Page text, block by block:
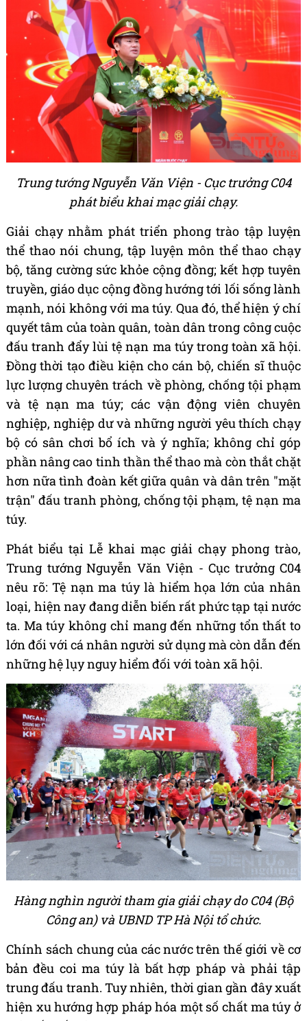
Trung tướng Nguyễn Văn Viện - Cục trưởng C04
phát biểu khai mạc giải chạy.
Giải chạy nhằm phát triển phong trào tập luyện
thể thao nói chung, tập luyện môn thể thao chạy
bộ, tăng cường sức khỏe cộng đồng; kết hợp tuyên
truyền, giáo dục cộng đồng hướng tới lối sống lành
mạnh, nói không với ma túy. Qua đó, thể hiện ý chí
quyết tâm của toàn quân, toàn dân trong công cuộc
đấu tranh đẩy lùi tệ nạn ma túy trong toàn xã hội.
Đồng thời tạo điều kiện cho cán bộ, chiến sĩ thuộc
lực lượng chuyên trách về phòng, chống tội phạm
và tệ nạn ma túy; các vận động viên chuyên
nghiệp, nghiệp dư và những người yêu thích chạy
bộ có sân chơi bổ ích và ý nghĩa; không chỉ góp
phần nâng cao tinh thần thể thao mà còn thắt chặt
hơn nữa tình đoàn kết giữa quân và dân trên "mặt
trận" đấu tranh phòng, chống tội phạm, tệ nạn ma
túy.
Phát biểu tại Lễ khai mạc giải chạy phong trào,
Trung tướng Nguyễn Văn Viện - Cục trưởng C04
nêu rõ: Tệ nạn ma túy là hiểm họa lớn của nhân
loại, hiện nay đang diễn biến rất phức tạp tại nước
ta. Ma túy không chỉ mang đến những tổn thất to
lớn đối với cá nhân người sử dụng mà còn dẫn đến
những hệ lụy nguy hiểm đối với toàn xã hội.
Hàng nghìn người tham gia giải chạy do C04 (Bộ
Công an) và UBND TP Hà Nội tổ chức.
Chính sách chung của các nước trên thế giới về cơ
bản đều coi ma túy là bất hợp pháp và phải tập
trung đấu tranh. Tuy nhiên, thời gian gần đây xuất
hiện xu hướng hợp pháp hóa một số chất ma túy ở